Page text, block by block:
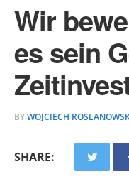
Wir
es sein
BYWOJCIECH
SHARE: